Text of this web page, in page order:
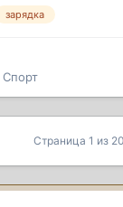
зарядка
Спорт
Страница 1 из 20